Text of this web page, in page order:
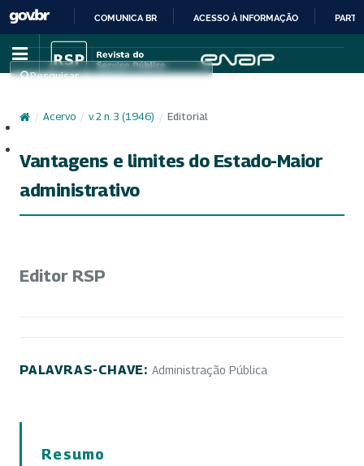
IR
PARA
CONTEÚDO
COMUNICA BR ACESSO À INFORMAÇÃO
Pesquisar
/ Acervo / v. 2 n. 3 (1946) / Editorial
Vantagens e limites do Estado-Maior
administrativo
Editor RSP
PALAVRAS-CHAVE: Administração Pública
Resumo